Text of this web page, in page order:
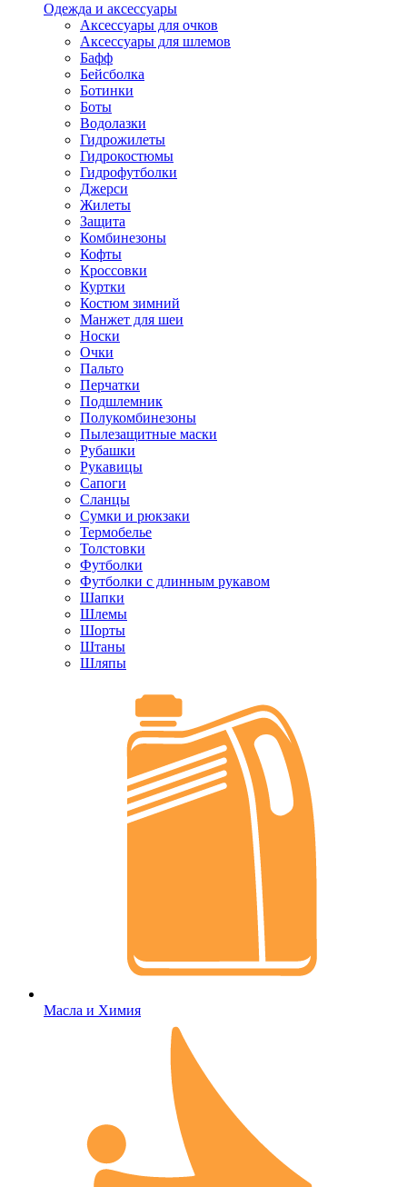
Одежда и аксессуары
Аксессуары для очков
Аксессуары для шлемов
Бафф
Бейсболка
Ботинки
Боты
Водолазки
Гидрожилеты
Гидрокостюмы
Гидрофутболки
Джерси
Жилеты
Защита
Комбинезоны
Кофты
Кроссовки
Куртки
Костюм зимний
Манжет для шеи
Носки
Очки
Пальто
Перчатки
Подшлемник
Полукомбинезоны
Пылезащитные маски
Рубашки
Рукавицы
Сапоги
Сланцы
Сумки и рюкзаки
Термобелье
Толстовки
Футболки
Футболки с длинным рукавом
Шапки
Шлемы
Шорты
Штаны
Шляпы
Масла и Химия